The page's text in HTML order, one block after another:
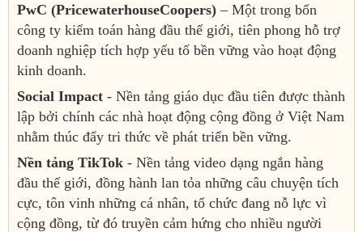
PwC (PricewaterhouseCoopers) – Một trong bốn
công ty kiểm toán hàng đầu thế giới, tiên phong hỗ trợ
doanh nghiệp tích hợp yếu tố bền vững vào hoạt động
kinh doanh.
Social Impact - Nền tảng giáo dục đầu tiên được thành
lập bởi chính các nhà hoạt động cộng đồng ở Việt Nam
nhằm thúc đẩy tri thức về phát triển bền vững.
Nền tảng TikTok - Nền tảng video dạng ngắn hàng
đầu thế giới, đồng hành lan tỏa những câu chuyện tích
cực, tôn vinh những cá nhân, tổ chức đang nỗ lực vì
cộng đồng, từ đó truyền cảm hứng cho nhiều người